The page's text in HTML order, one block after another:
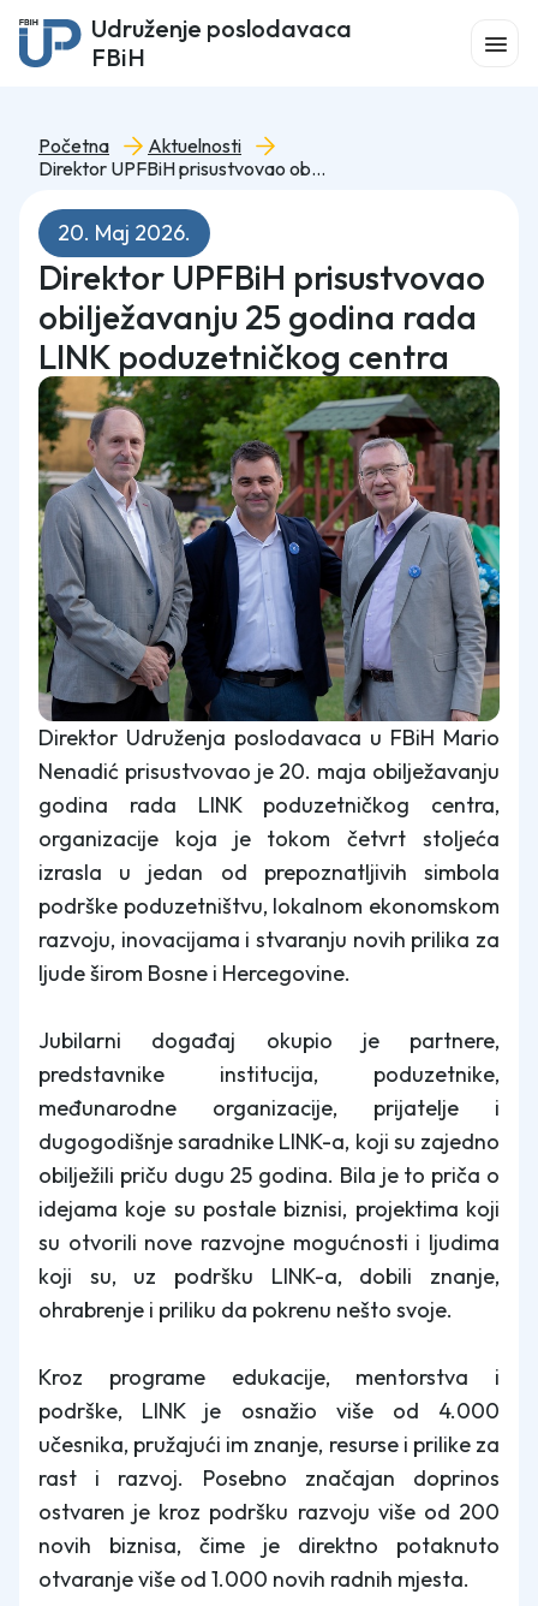
Udruženje poslodavaca
FBiH
Početna
Aktuelnosti
Direktor UPFBiH prisustvovao obilježavanju 25 godina rada LINK poduzetničkog centra
20. Maj 2026.
Direktor UPFBiH prisustvovao
obilježavanju 25 godina rada
LINK poduzetničkog centra
Direktor Udruženja poslodavaca u FBiH Mario
Nenadić prisustvovao je 20. maja obilježavanju
godina rada LINK poduzetničkog centra,
organizacije koja je tokom četvrt stoljeća
izrasla u jedan od prepoznatljivih simbola
podrške poduzetništvu, lokalnom ekonomskom
razvoju, inovacijama i stvaranju novih prilika za
ljude širom Bosne i Hercegovine.
Jubilarni događaj okupio je partnere,
predstavnike institucija, poduzetnike,
međunarodne organizacije, prijatelje i
dugogodišnje saradnike LINK-a, koji su zajedno
obilježili priču dugu 25 godina. Bila je to priča o
idejama koje su postale biznisi, projektima koji
su otvorili nove razvojne mogućnosti i ljudima
koji su, uz podršku LINK-a, dobili znanje,
ohrabrenje i priliku da pokrenu nešto svoje.
Kroz programe edukacije, mentorstva i
podrške, LINK je osnažio više od 4.000
učesnika, pružajući im znanje, resurse i prilike za
rast i razvoj. Posebno značajan doprinos
ostvaren je kroz podršku razvoju više od 200
novih biznisa, čime je direktno potaknuto
otvaranje više od 1.000 novih radnih mjesta.